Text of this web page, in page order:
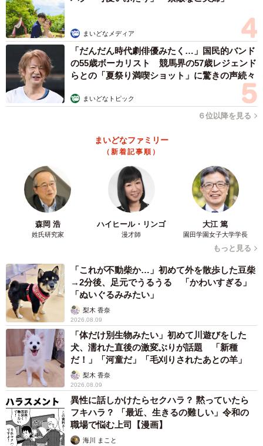
「中学校ではほとんど誰とも話さなかったし、修学旅行も
体育祭などには参加しないし、今思えば問題児だったか
も。当時は障害を自覚していなかったので、サポートやケ
アを受けるなんて考え方がなかったです」
まいどなメディア
「だんだん時代劇俳優みたく…」国民的バンド
の55歳ボーカリスト 競馬界の57歳レジェンド
らとの「夏祭り満喫ショット」に驚きの声続々
まいどなトピック
６位以降を見る
まいどなファミリー
（新着記事順）
森岡 浩
姓氏研究家
ハイヒール・リンゴ
漫才師
大江 篤
園田学園女子大学学長
もっと見る
「これが不動柴か…」初めて外を散歩した豆柴
→2分後、足元でうるうる 「かわいすぎる」
「ぬいぐるみみたい」
梨木 香奈
2026.08.09
「体だけ別生物みたい」初めて川遊びをした
犬、濡れた直後の激変ぶりが話題 「新種
だ！」「河童だ」「毛刈りされたあとの羊」
梨木 香奈
2026.08.09
異性に話しかけたらセクハラ？ 黙っていたら
フキハラ？ 「最近、生きるの難しい」令和の
職場で悩む上司【漫画】
海川 まこと